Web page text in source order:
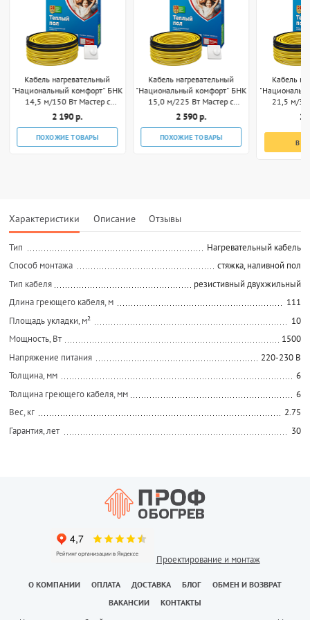
Кабель нагревательный
"Национальный комфорт" БНК
14,5 м/150 Вт Мастер с
терморегулятором
2 190 р.
ПОХОЖИЕ ТОВАРЫ
Кабель нагревательный
"Национальный комфорт" БНК
15,0 м/225 Вт Мастер с
терморегулятором
2 590 р.
ПОХОЖИЕ ТОВАРЫ
Кабель
21,5 м/
2
В
Характеристики Описание Отзывы
Тип
Нагревательный кабель
Способ монтажа
стяжка, наливной пол
Тип кабеля
резистивный двухжильный
Длина греющего кабеля, м
111
Площадь укладки, м²
10
Мощность, Вт
1500
Напряжение питания
220-230 В
Толщина, мм
6
Толщина греющего кабеля, мм
6
Вес, кг
2.75
Гарантия, лет
30
Проектирование и монтаж
О КОМПАНИИ ОПЛАТА ДОСТАВКА БЛОГ
ОБМЕН И ВОЗВРАТ
ВАКАНСИИ
КОНТАКТЫ